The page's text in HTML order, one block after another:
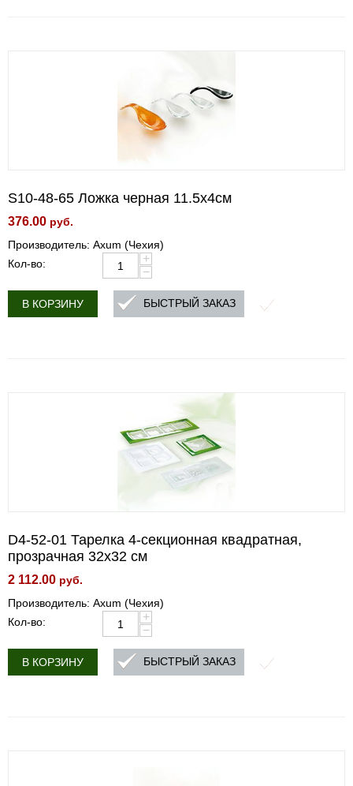
S10-48-65 Ложка черная 11.5х4см
376.00 руб.
Производитель: Axum (Чехия)
Кол-во:
+
−
В КОРЗИНУ БЫСТРЫЙ ЗАКАЗ
D4-52-01 Тарелка 4-секционная квадратная,
прозрачная 32х32 см
2 112.00 руб.
Производитель: Axum (Чехия)
Кол-во:
+
−
В КОРЗИНУ БЫСТРЫЙ ЗАКАЗ